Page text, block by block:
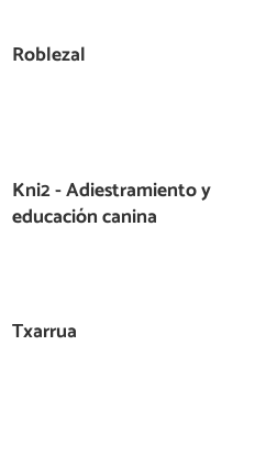
Roblezal
Kni2 - Adiestramiento y
educación canina
Txarrua